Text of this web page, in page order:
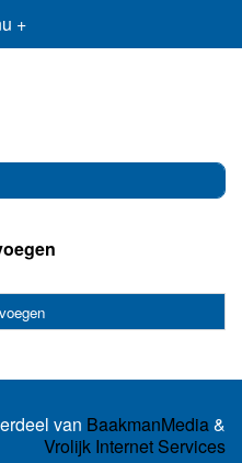
+
van BaakmanMedia&
Vrolijk Internet Services